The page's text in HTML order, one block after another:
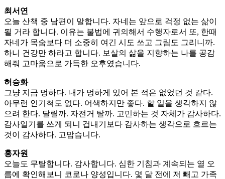
최서연
오늘 산책 중 남편이 말합니다. 자네는 앞으로 걱정 없는 삶이
될 거라 합니다. 이유는 불법에 귀의해서 수행자로서 또, 한때
자네가 목숨보다 더 소중히 여긴 시도 쓰고 그림도 그리니까.
하니 건강만 하라고 합니다. 보살의 삶을 지향하는 나를 공감
해줘 고마움으로 가득한 오후였습니다.
허승화
그냥 지금 멍하다. 내가 멍하게 있어 본 적은 없었던 것 같다.
아무런 인기척도 없다. 어색하지만 좋다. 할 일을 생각하지 않
으려 한다. 달릴까. 자전거 탈까. 고민하는 것 자체가 감사하다.
감사일기를 쓰게 되니 겁내기보다 감사하는 생각으로 흐르는
것이 감사하다. 고맙습니다.
홍자원
오늘도 무탈합니다. 감사합니다. 심한 기침과 계속되는 열 오
름에 확인해보니 코로나 양성입니다. 몇 달 전에 저 빼고 가족